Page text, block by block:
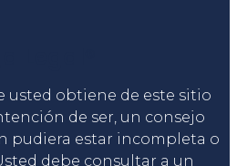
usted obtiene de este sitio
de ser, un consejo
pudiera estar incompleta o
debe consultar a un